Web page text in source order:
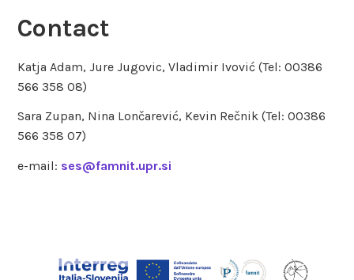
Contact
Katja Adam, Jure Jugovic, Vladimir Ivović (Tel: 00386
566 358 08)
Sara Zupan, Nina Lončarević, Kevin Rečnik (Tel: 00386
566 358 07)
e-mail: ses@famnit.upr.si